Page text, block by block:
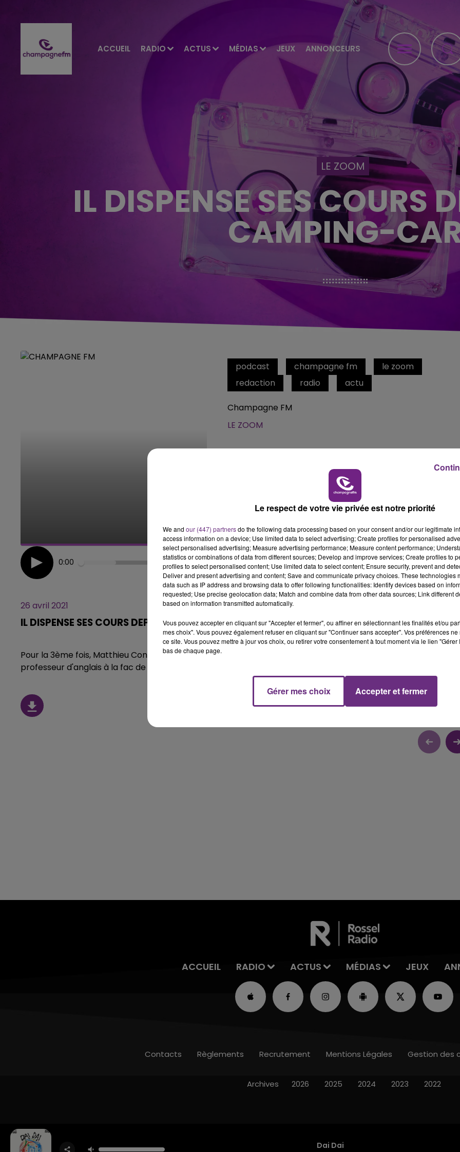
ACCUEIL RADIO ACTUS MÉDIAS JEUX ANNONCEURS
15h00 - 19h00
LE CLUB CHAMPAGNE FM
LE ZOOM
IL DISPENSE SES COURS
CAMPING-
podcast champagne fm
le zoom
redaction
radio actu
Champagne FM
LE ZOOM
0:00
26 avril 2021
IL DISPENSE SES COURS DEPUIS SON CAMPING-CAR
Pour la 3ème fois, Matthieu Constanzo a fait le choix de donner ses cours depuis son camping-car. Le
professeur d'anglais à la fac de Troyes a fait le choix de prendre la direction du sud de la France.
ACCUEIL RADIO ACTUS MÉDIAS JEUX
Dai Dai
Contacts Règlements Recrutement Mentions Légales Gestion des
Archives 2026 2025 2024 2023 2022
Le respect de votre vie privée est notre priorité
We and our (447) partnersdo the following data processing based on your consent and/or our legitimate
access information on a device; Use limited data to select advertising; Create profiles for personalised
select personalised advertising; Measure advertising performance; Measure content performance;
statistics or combinations of data from different sources; Develop and improve services; Create profiles to
profiles to select personalised content; Use limited data to select content; Ensure security, prevent and
Deliver and present advertising and content; Save and communicate privacy choices. These technologies
data such as IP address and browsing data to offer following functionalities: Identify devices based on
requested; Use precise geolocation data; Match and combine data from other data sources; Link different
based on information transmitted automatically.
Vous pouvez accepter en cliquant sur "Accepter et fermer", ou affiner en sélectionnant les finalités et/ou
mes choix". Vous pouvez également refuser en cliquant sur "Continuer sans accepter". Vos préférences
ce site. Vous pouvez mettre à jour vos choix, ou retirer votre consentement à tout moment via le lien
bas de chaque page.
Gérer mes choix Accepter et fermer